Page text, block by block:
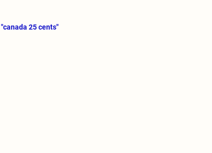
"canada 25 cents"